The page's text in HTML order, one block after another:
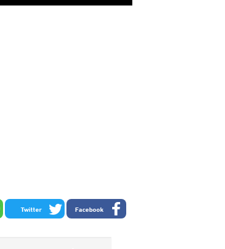
Facebook
Twitter